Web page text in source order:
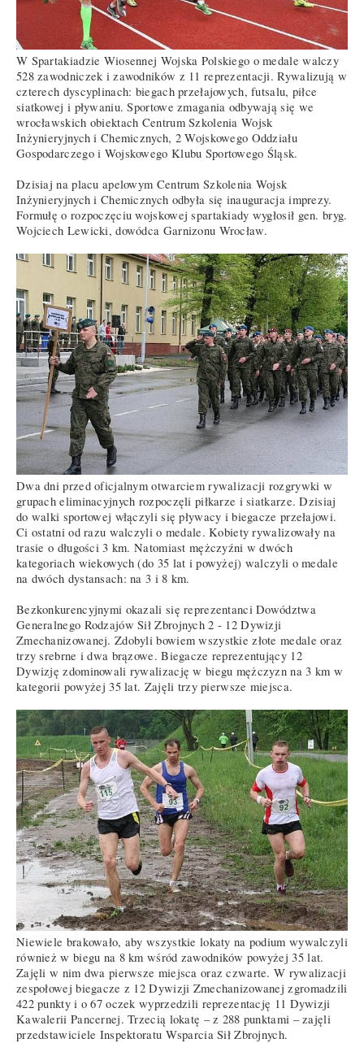
W Spartakiadzie Wiosennej Wojska Polskiego o medale walczy
528 zawodniczek i zawodników z 11 reprezentacji. Rywalizują w
czterech dyscyplinach: biegach przełajowych, futsalu, piłce
siatkowej i pływaniu. Sportowe zmagania odbywają się we
wrocławskich obiektach Centrum Szkolenia Wojsk
Inżynieryjnych i Chemicznych, 2 Wojskowego Oddziału
Gospodarczego i Wojskowego Klubu Sportowego Śląsk.
Dzisiaj na placu apelowym Centrum Szkolenia Wojsk
Inżynieryjnych i Chemicznych odbyła się inauguracja imprezy.
Formułę o rozpoczęciu wojskowej spartakiady wygłosił gen. bryg.
Wojciech Lewicki, dowódca Garnizonu Wrocław.
Dwa dni przed oficjalnym otwarciem rywalizacji rozgrywki w
grupach eliminacyjnych rozpoczęli piłkarze i siatkarze. Dzisiaj
do walki sportowej włączyli się pływacy i biegacze przełajowi.
Ci ostatni od razu walczyli o medale. Kobiety rywalizowały na
trasie o długości 3 km. Natomiast mężczyźni w dwóch
kategoriach wiekowych (do 35 lat i powyżej) walczyli o medale
na dwóch dystansach: na 3 i 8 km.
Bezkonkurencyjnymi okazali się reprezentanci Dowództwa
Generalnego Rodzajów Sił Zbrojnych 2 - 12 Dywizji
Zmechanizowanej. Zdobyli bowiem wszystkie złote medale oraz
trzy srebrne i dwa brązowe. Biegacze reprezentujący 12
Dywizję zdominowali rywalizację w biegu mężczyzn na 3 km w
kategorii powyżej 35 lat. Zajęli trzy pierwsze miejsca.
Niewiele brakowało, aby wszystkie lokaty na podium wywalczyli
również w biegu na 8 km wśród zawodników powyżej 35 lat.
Zajęli w nim dwa pierwsze miejsca oraz czwarte. W rywalizacji
zespołowej biegacze z 12 Dywizji Zmechanizowanej zgromadzili
422 punkty i o 67 oczek wyprzedzili reprezentację 11 Dywizji
Kawalerii Pancernej. Trzecią lokatę – z 288 punktami – zajęli
przedstawiciele Inspektoratu Wsparcia Sił Zbrojnych.